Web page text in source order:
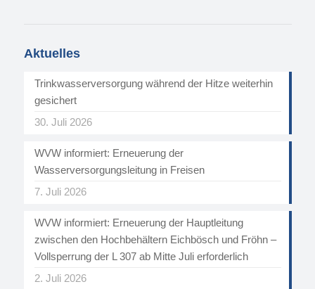
Aktuelles
Trinkwasserversorgung während der Hitze weiterhin
gesichert
30. Juli 2026
WVW informiert: Erneuerung der
Wasserversorgungsleitung in Freisen
7. Juli 2026
WVW informiert: Erneuerung der Hauptleitung
zwischen den Hochbehältern Eichbösch und Fröhn –
Vollsperrung der L 307 ab Mitte Juli erforderlich
2. Juli 2026